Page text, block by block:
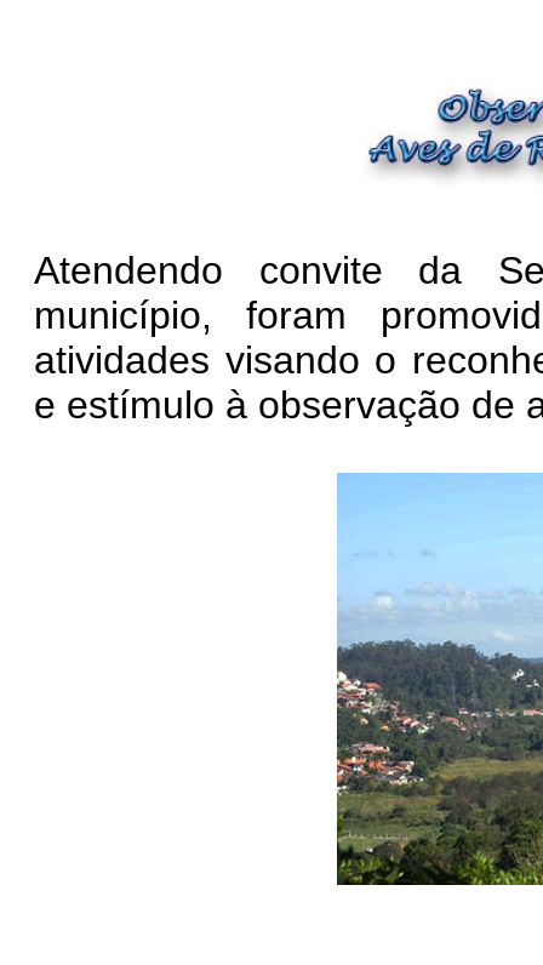
Atendendo convite da
município, foram
atividades visando o
e estímulo à observação de